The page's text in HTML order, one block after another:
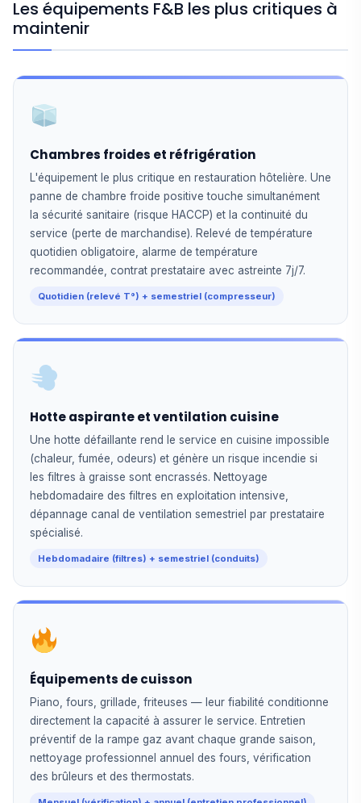
Les équipements F&B les plus critiques à
maintenir
Chambres froides et réfrigération
L'équipement le plus critique en restauration hôtelière. Une
panne de chambre froide positive touche simultanément
la sécurité sanitaire (risque HACCP) et la continuité du
service (perte de marchandise). Relevé de température
quotidien obligatoire, alarme de température
recommandée, contrat prestataire avec astreinte 7j/7.
Quotidien (relevé T°) + semestriel (compresseur)
Hotte aspirante et ventilation cuisine
Une hotte défaillante rend le service en cuisine impossible
(chaleur, fumée, odeurs) et génère un risque incendie si
les filtres à graisse sont encrassés. Nettoyage
hebdomadaire des filtres en exploitation intensive,
dépannage canal de ventilation semestriel par prestataire
spécialisé.
Hebdomadaire (filtres) + semestriel (conduits)
Équipements de cuisson
Piano, fours, grillade, friteuses — leur fiabilité conditionne
directement la capacité à assurer le service. Entretien
préventif de la rampe gaz avant chaque grande saison,
nettoyage professionnel annuel des fours, vérification
des brûleurs et des thermostats.